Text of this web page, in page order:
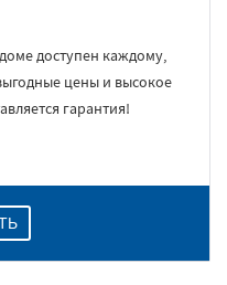
доступен каждому,
цены и высокое
гарантия!